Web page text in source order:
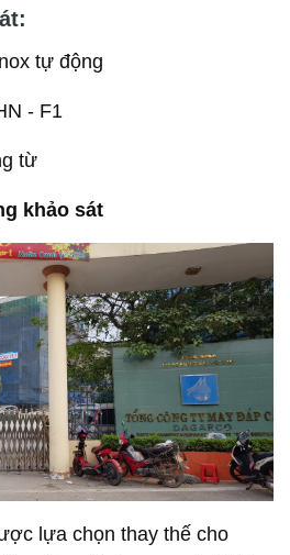
tự động
- F1
từ
khảo sát
lựa chọn thay thế cho